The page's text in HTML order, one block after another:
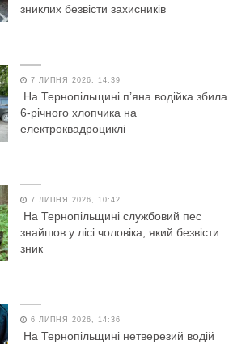
зниклих безвісти захисників
7 ЛИПНЯ 2026, 14:39
На Тернопільщині п’яна водійка збила
6-річного хлопчика на
електроквадроциклі
7 ЛИПНЯ 2026, 10:42
На Тернопільщині службовий пес
знайшов у лісі чоловіка, який безвісти
зник
6 ЛИПНЯ 2026, 14:36
На Тернопільщині нетверезий водій